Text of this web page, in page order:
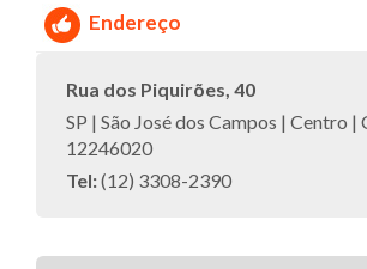
Endereço
Rua dos Piquirões, 40
SP | São José dos Campos | Centro |
12246020
Tel:(12) 3308-2390